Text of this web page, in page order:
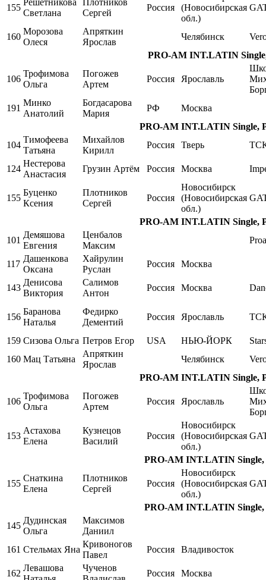
155
Решетникова
Светлана
Плотников
Сергей
Россия
(Новосибирская
обл.)
160
Морозова
Олеся
Апряткин
Ярослав
Челябинск
PRO-AM INT.LATIN
106
Трофимова
Ольга
Погожев
Артем
Россия Ярославль
191
Минко
Анатолий
Богдасарова
Мария
РФ
Москва
PRO-AM INT.LATIN Single,
104
Тимофеева
Татьяна
Михайлов
Кирилл
Россия Тверь
124
Нестерова
Анастасия
Грузин Артём Россия Москва
155
Буценко
Ксения
Плотников
Сергей
Россия
Новосибирск
(Новосибирская
обл.)
PRO-AM INT.LATIN Single,
101
Демяшова
Евгения
Ценбалов
Максим
117
Дашенкова
Оксана
Хайрулин
Руслан
Россия Москва
143
Денисова
Виктория
Салимов
Антон
Россия Москва
156
Баранова
Наталья
Федирко
Дементий
Россия Ярославль
159 Сизова Ольга Петров Егор USA НЬЮ-ЙОРК
160 Мац Татьяна
Апряткин
Ярослав
Челябинск
PRO-AM INT.LATIN Single,
106
Трофимова
Ольга
Погожев
Артем
Россия Ярославль
153
Астахова
Елена
Кузнецов
Василий
Россия
Новосибирск
(Новосибирская
обл.)
PRO-AM INT.LATIN Single,
155
Снаткина
Елена
Плотников
Сергей
Россия
Новосибирск
(Новосибирская
обл.)
PRO-AM INT.LATIN Single,
145
Дудинская
Ольга
Максимов
Даниил
161 Стельмах Яна
Кривоногов
Павел
Россия Владивосток
162
Левашова
Чученов
Россия
Москва